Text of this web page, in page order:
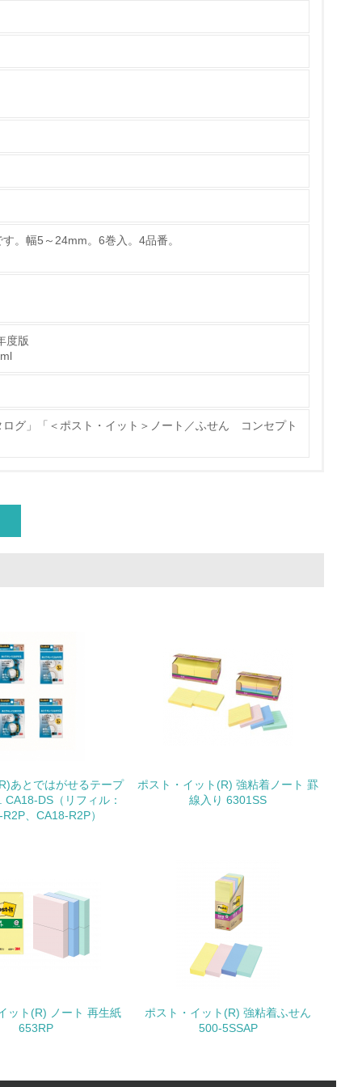
減目標や計画を立てている
植林、天然林保護、間伐＞、認証品の
積極的に参加している
チェック
チェック
。幅5～24mm。6巻入。4品番。
度版
ログ」「＜ポスト・イット＞ノート／ふせん コンセプト
あとではがせるテープ
CA18-DS（リフィル：
、CA18-R2P）
ポスト・イット(R) 強粘着ノート 罫
線入り 6301SS
ット(R) ノート 再生紙
653RP
ポスト・イット(R) 強粘着ふせん
500-5SSAP